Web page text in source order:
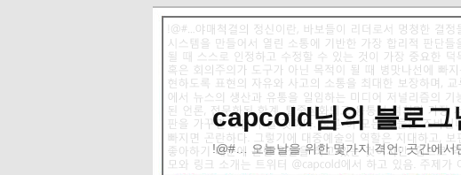
capcold님의 블로그
!@#… 오늘날을 위한 몇가지 격언: 곳간에서